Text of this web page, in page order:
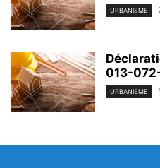
URBANISME
013-
URBANISME